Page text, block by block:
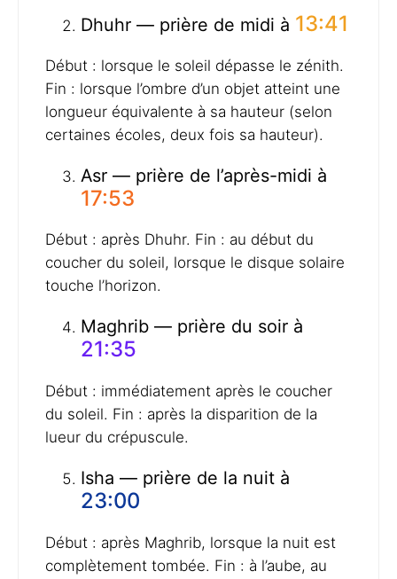
Dhuhr — prière de midi à 13:41
Début : lorsque le soleil dépasse le zénith.
Fin : lorsque l’ombre d’un objet atteint une
longueur équivalente à sa hauteur (selon
certaines écoles, deux fois sa hauteur).
Asr — prière de l’après-midi à
17:53
Début : après Dhuhr. Fin : au début du
coucher du soleil, lorsque le disque solaire
touche l’horizon.
Maghrib — prière du soir à
21:35
Début : immédiatement après le coucher
du soleil. Fin : après la disparition de la
lueur du crépuscule.
Isha — prière de la nuit à
23:00
Début : après Maghrib, lorsque la nuit est
complètement tombée. Fin : à l’aube, au